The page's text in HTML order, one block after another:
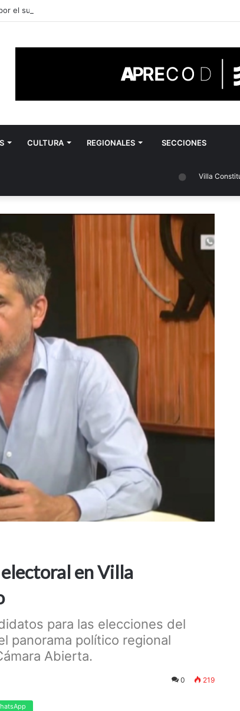
el sueño de llegar al Nacional
CULTURA REGIONALES SECCIONES
Villa Constitución
en Villa
para las elecciones del
panorama político regional
Abierta.
0 219